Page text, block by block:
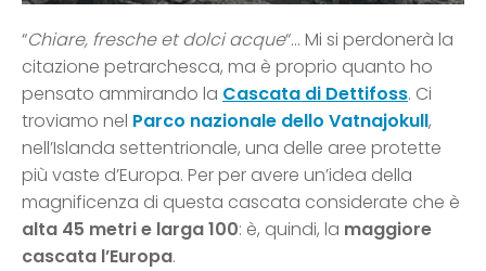
“Chiare, fresche et dolci acque“… Mi si perdonerà la
citazione petrarchesca, ma è proprio quanto ho
pensato ammirando la Cascata di Dettifoss. Ci
troviamo nel Parco nazionale dello Vatnajokull,
nell’Islanda settentrionale, una delle aree protette
più vaste d’Europa. Per per avere un’idea della
magnificenza di questa cascata considerate che è
alta 45 metri e larga 100: è, quindi, la maggiore
cascata l’Europa.